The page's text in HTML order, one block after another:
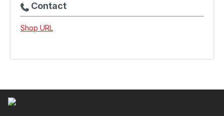
Contact
Shop URL